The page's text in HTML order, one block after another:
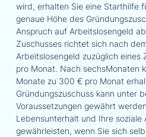
wird, erhalten Sie eine Starthilfe
genaue Höhe des
Anspruch auf Arbeitslosengeld
Zuschusses richtet sich nach
Arbeitslosengeld zuzüglich eines
pro Monat. Nach sechsMonaten
Monate zu 300 € pro Monat
Gründungszuschuss kann unter
Voraussetzungen gewährt
Lebensunterhalt und Ihre soziale
gewährleisten, wenn Sie sich